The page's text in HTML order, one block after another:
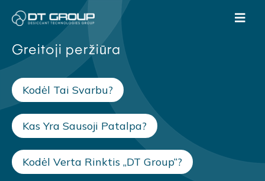
Greitoji peržiūra
Kodėl Tai Svarbu?
Kas Yra Sausoji Patalpa?
Kodėl Verta Rinktis „DT Group“?